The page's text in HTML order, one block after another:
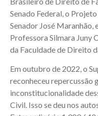
Senado Federal, o
Senador José Maranhão,
Professora Silmara Juny
da Faculdade de Direito
Em outubro de 2022, o
reconheceu repercussão
inconstitucionalidade
Civil. Isso se deu nos